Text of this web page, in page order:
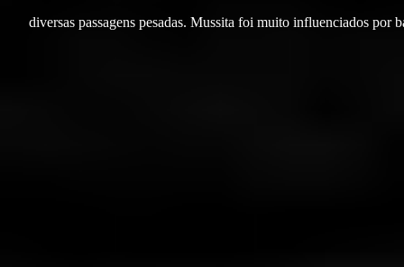
diversas passagens pesadas. Mussita foi muito influenciados por